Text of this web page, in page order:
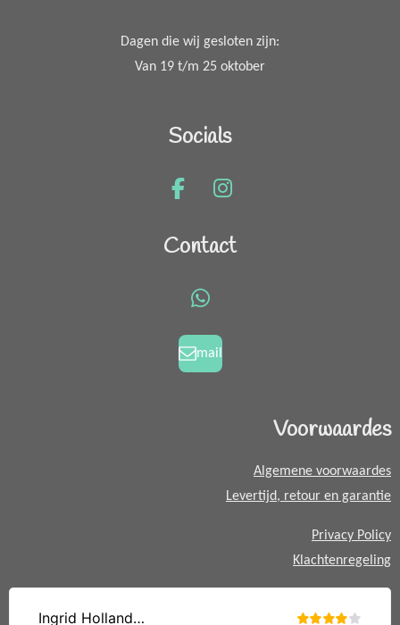
Dagen die wij gesloten zijn:
Van 19 t/m 25 oktober
Socials
F
c
k
I
s
a
m
Contact
W
a
t
mail
Voorwaardes
Algemene voorwaardes
Levertijd, retour en garantie
Privacy Policy
Klachtenregeling